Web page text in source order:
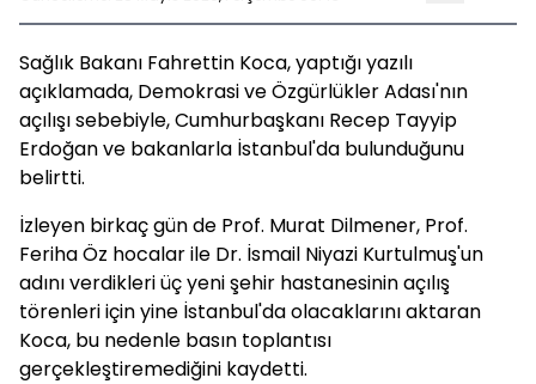
Sağlık Bakanı Fahrettin Koca, yaptığı yazılı
açıklamada, Demokrasi ve Özgürlükler Adası'nın
açılışı sebebiyle, Cumhurbaşkanı Recep Tayyip
Erdoğan ve bakanlarla İstanbul'da bulunduğunu
belirtti.
İzleyen birkaç gün de Prof. Murat Dilmener, Prof.
Feriha Öz hocalar ile Dr. İsmail Niyazi Kurtulmuş'un
adını verdikleri üç yeni şehir hastanesinin açılış
törenleri için yine İstanbul'da olacaklarını aktaran
Koca, bu nedenle basın toplantısı
gerçekleştiremediğini kaydetti.